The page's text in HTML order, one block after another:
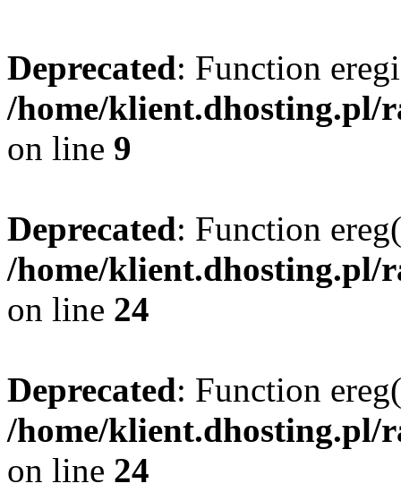
Deprecated: Function
/home/klient.dhosting.pl/
on line 9
Deprecated: Function
/home/klient.dhosting.pl/
on line 24
Deprecated: Function
/home/klient.dhosting.pl/
on line 24